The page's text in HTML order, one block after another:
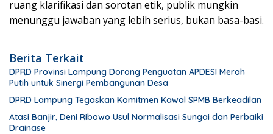
ruang klarifikasi dan sorotan etik, publik mungkin
menunggu jawaban yang lebih serius, bukan basa-basi.
Berita Terkait
DPRD Provinsi Lampung Dorong Penguatan APDESI Merah
Putih untuk Sinergi Pembangunan Desa
DPRD Lampung Tegaskan Komitmen Kawal SPMB Berkeadilan
Atasi Banjir, Deni Ribowo Usul Normalisasi Sungai dan Perbaiki
Drainase